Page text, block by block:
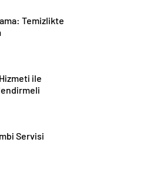
Temizlikte
ile
Servisi